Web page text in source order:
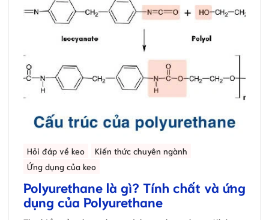
Hỏi đáp về keo
Kiến thức chuyên ngành
Ứng dụng của keo
Polyurethane là gì? Tính chất và ứng
dụng của Polyurethane